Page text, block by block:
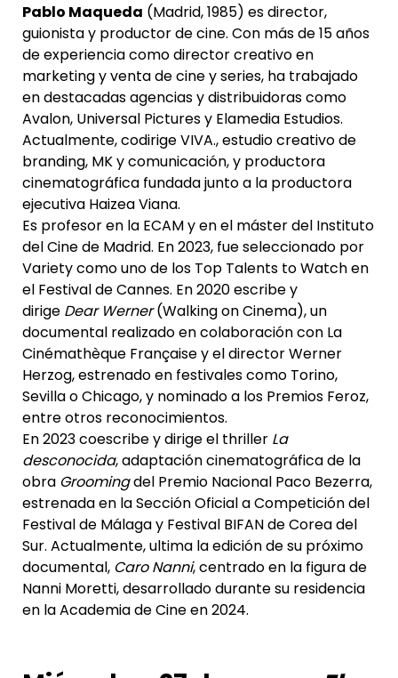
Pablo Maqueda (Madrid, 1985) es director,
guionista y productor de cine. Con más de 15 años
de experiencia como director creativo en
marketing y venta de cine y series, ha trabajado
en destacadas agencias y distribuidoras como
Avalon, Universal Pictures y Elamedia Estudios.
Actualmente, codirige VIVA., estudio creativo de
branding, MK y comunicación, y productora
cinematográfica fundada junto a la productora
ejecutiva Haizea Viana.
Es profesor en la ECAM y en el máster del Instituto
del Cine de Madrid. En 2023, fue seleccionado por
Variety como uno de los Top Talents to Watch en
el Festival de Cannes. En 2020 escribe y
dirige Dear Werner(Walking on Cinema), un
documental realizado en colaboración con La
Cinémathèque Française y el director Werner
Herzog, estrenado en festivales como Torino,
Sevilla o Chicago, y nominado a los Premios Feroz,
entre otros reconocimientos.
En 2023 coescribe y dirige el thriller La
desconocida, adaptación cinematográfica de la
obra Groomingdel Premio Nacional Paco Bezerra,
estrenada en la Sección Oficial a Competición del
Festival de Málaga y Festival BIFAN de Corea del
Sur. Actualmente, ultima la edición de su próximo
documental, Caro Nanni, centrado en la figura de
Nanni Moretti, desarrollado durante su residencia
en la Academia de Cine en 2024.